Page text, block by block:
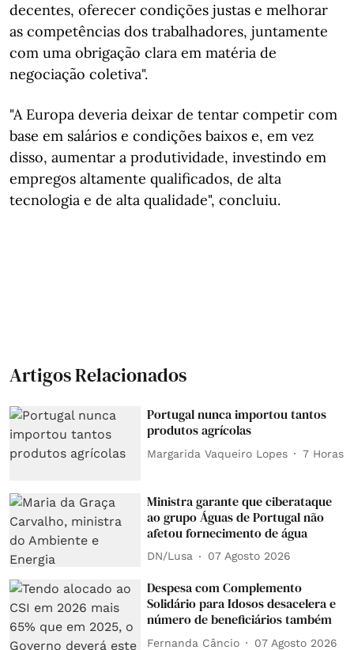
decentes, oferecer condições justas e melhorar
as competências dos trabalhadores, juntamente
com uma obrigação clara em matéria de
negociação coletiva".
"A Europa deveria deixar de tentar competir com
base em salários e condições baixos e, em vez
disso, aumentar a produtividade, investindo em
empregos altamente qualificados, de alta
tecnologia e de alta qualidade", concluiu.
Artigos Relacionados
Portugal nunca importou tantos
produtos agrícolas
Margarida Vaqueiro Lopes 7 Horas
Ministra garante que ciberataque
ao grupo Águas de Portugal não
afetou fornecimento de água
DN/Lusa 07 Agosto 2026
Despesa com Complemento
Solidário para Idosos desacelera e
número de beneficiários também
Fernanda Câncio 07 Agosto 2026